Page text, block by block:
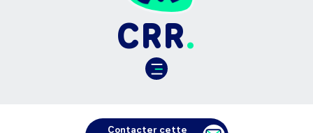
CRR
Contacter cette